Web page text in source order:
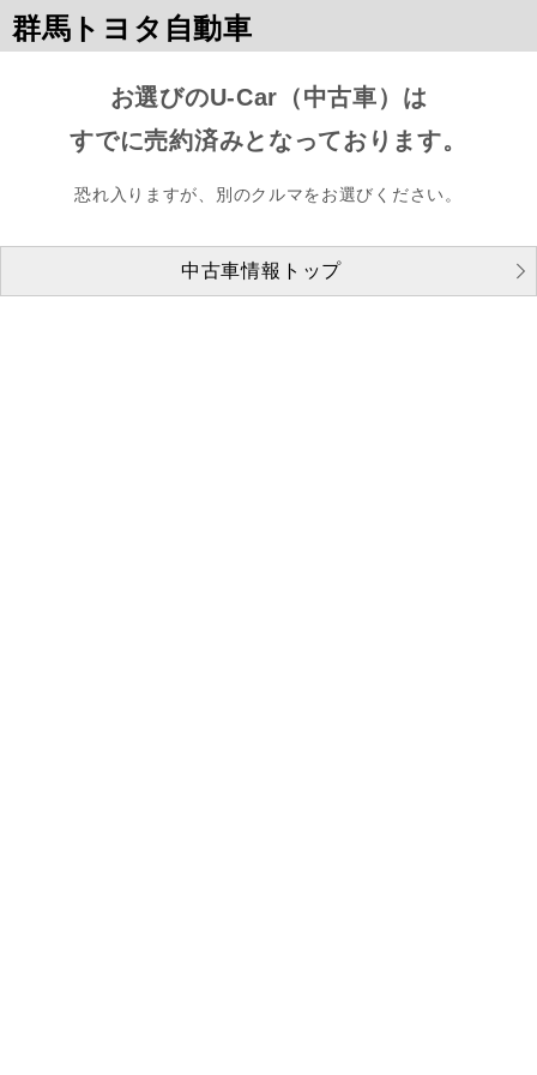
群馬トヨタ自動車
お選びのU-Car（中古車）は
すでに売約済みとなっております。
恐れ入りますが、別のクルマをお選びください。
中古車情報トップ